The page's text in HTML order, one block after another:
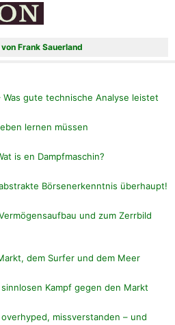
Frank Sauerland
gute technische Analyse leistet
lernen müssen
is en Dampfmaschin?
Börsenerkenntnis überhaupt!
und zum Zerrbild
dem Surfer und dem Meer
Kampf gegen den Markt
missverstanden – und